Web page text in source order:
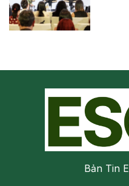
Bản Tin